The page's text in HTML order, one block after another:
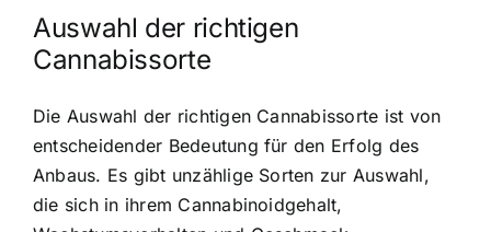
Auswahl der richtigen
Cannabissorte
Die Auswahl der richtigen Cannabissorte ist von
entscheidender Bedeutung für den Erfolg des
Anbaus. Es gibt unzählige Sorten zur Auswahl,
die sich in ihrem Cannabinoidgehalt,